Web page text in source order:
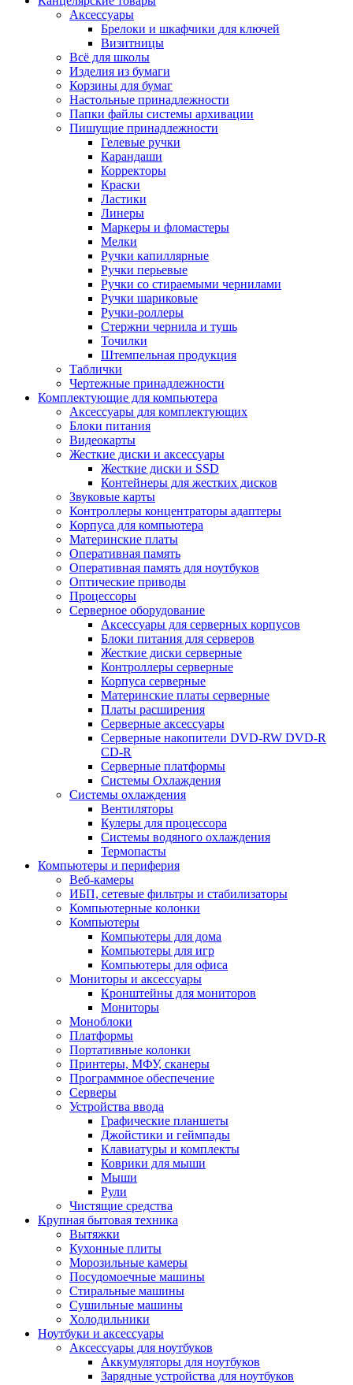
Аксессуары
Брелоки и шкафчики для ключей
Визитницы
Всё для школы
Изделия из бумаги
Корзины для бумаг
Настольные принадлежности
Папки файлы системы архивации
Пишущие принадлежности
Гелевые ручки
Карандаши
Корректоры
Краски
Ластики
Линеры
Маркеры и фломастеры
Мелки
Ручки капиллярные
Ручки перьевые
Ручки со стираемыми чернилами
Ручки шариковые
Ручки-роллеры
Стержни чернила и тушь
Точилки
Штемпельная продукция
Таблички
Чертежные принадлежности
Комплектующие для компьютера
Аксессуары для комплектующих
Блоки питания
Видеокарты
Жесткие диски и аксессуары
Жесткие диски и SSD
Контейнеры для жестких дисков
Звуковые карты
Контроллеры концентраторы адаптеры
Корпуса для компьютера
Материнские платы
Оперативная память
Оперативная память для ноутбуков
Оптические приводы
Процессоры
Серверное оборудование
Аксессуары для серверных корпусов
Блоки питания для серверов
Жесткие диски серверные
Контроллеры серверные
Корпуса серверные
Материнские платы серверные
Платы расширения
Серверные аксессуары
Серверные накопители DVD-RW DVD-R
CD-R
Серверные платформы
Системы Охлаждения
Системы охлаждения
Вентиляторы
Кулеры для процессора
Системы водяного охлаждения
Термопасты
Компьютеры и периферия
Веб-камеры
ИБП, сетевые фильтры и стабилизаторы
Компьютерные колонки
Компьютеры
Компьютеры для дома
Компьютеры для игр
Компьютеры для офиса
Мониторы и аксессуары
Кронштейны для мониторов
Мониторы
Моноблоки
Платформы
Портативные колонки
Принтеры, МФУ, сканеры
Программное обеспечение
Серверы
Устройства ввода
Графические планшеты
Джойстики и геймпады
Клавиатуры и комплекты
Коврики для мыши
Мыши
Рули
Чистящие средства
Крупная бытовая техника
Вытяжки
Кухонные плиты
Морозильные камеры
Посудомоечные машины
Стиральные машины
Сушильные машины
Холодильники
Ноутбуки и аксессуары
Аксессуары для ноутбуков
Аккумуляторы для ноутбуков
Зарядные устройства для ноутбуков